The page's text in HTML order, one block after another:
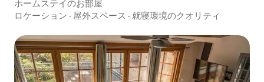
ホームステイのお部屋
ロケーション · 屋外スペース · 就寝環境のクオリティ